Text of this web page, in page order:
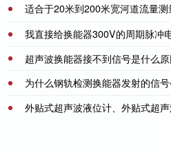
适合于20米到200米宽河道流量
检测报告-[力语超声]
我直接给换能器300V的周期脉冲
中心频率关联，换能器是不是就能
超声波换能器接不到信号是什么原
为什么钢轨检测换能器发射的信
轨上-[力语超声]
外贴式超声波液位计、外贴式超